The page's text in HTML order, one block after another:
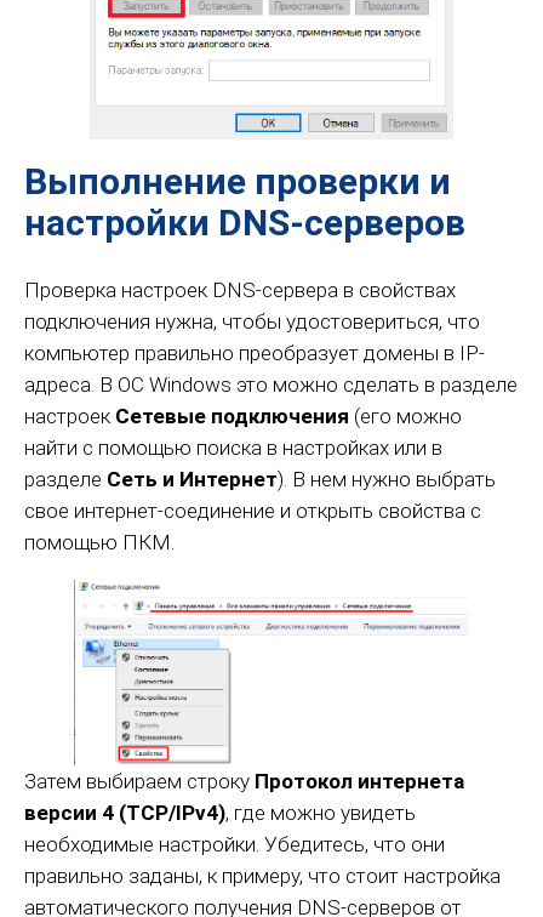
Выполнение проверки и
настройки DNS-серверов
Проверка настроек DNS-сервера в свойствах
подключения нужна, чтобы удостовериться, что
компьютер правильно преобразует домены в IP-
адреса. В ОС Windows это можно сделать в разделе
настроек Сетевые подключения (его можно
найти с помощью поиска в настройках или в
разделе Сеть и Интернет). В нем нужно выбрать
свое интернет-соединение и открыть свойства с
помощью ПКМ.
Затем выбираем строку Протокол интернета
версии 4 (TCP/IPv4), где можно увидеть
необходимые настройки. Убедитесь, что они
правильно заданы, к примеру, что стоит настройка
автоматического получения DNS-серверов от